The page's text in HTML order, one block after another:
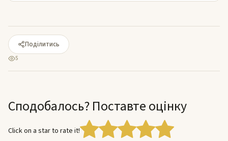
Поділитись
5
Сподобалось? Поставте оцінку
Click on a star to rate it!